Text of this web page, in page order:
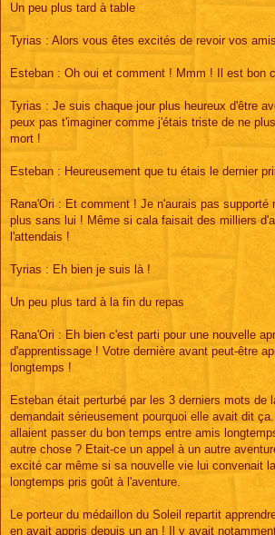
Un peu plus tard à table
Tyrias : Alors vous êtes excités de revoir vos
Esteban : Oh oui et comment ! Mmm ! Il est bon
Tyrias : Je suis chaque jour plus heureux d'être
peux pas t'imaginer comme j'étais triste de ne
mort !
Esteban : Heureusement que tu étais le dernier
Rana'Ori : Et comment ! Je n'aurais pas supporté
plus sans lui ! Même si cala faisait des milliers
l'attendais !
Tyrias : Eh bien je suis là !
Un peu plus tard à la fin du repas
Rana'Ori : Eh bien c'est parti pour une nouvelle
d'apprentissage ! Votre dernière avant peut-être
longtemps !
Esteban était perturbé par les 3 derniers mots de
demandait sérieusement pourquoi elle avait dit
allaient passer du bon temps entre amis
autre chose ? Etait-ce un appel à un autre
excité car même si sa nouvelle vie lui convenait
longtemps pris goût à l'aventure.
Le porteur du médaillon du Soleil repartit
en avait appris depuis un an ! Il y avait